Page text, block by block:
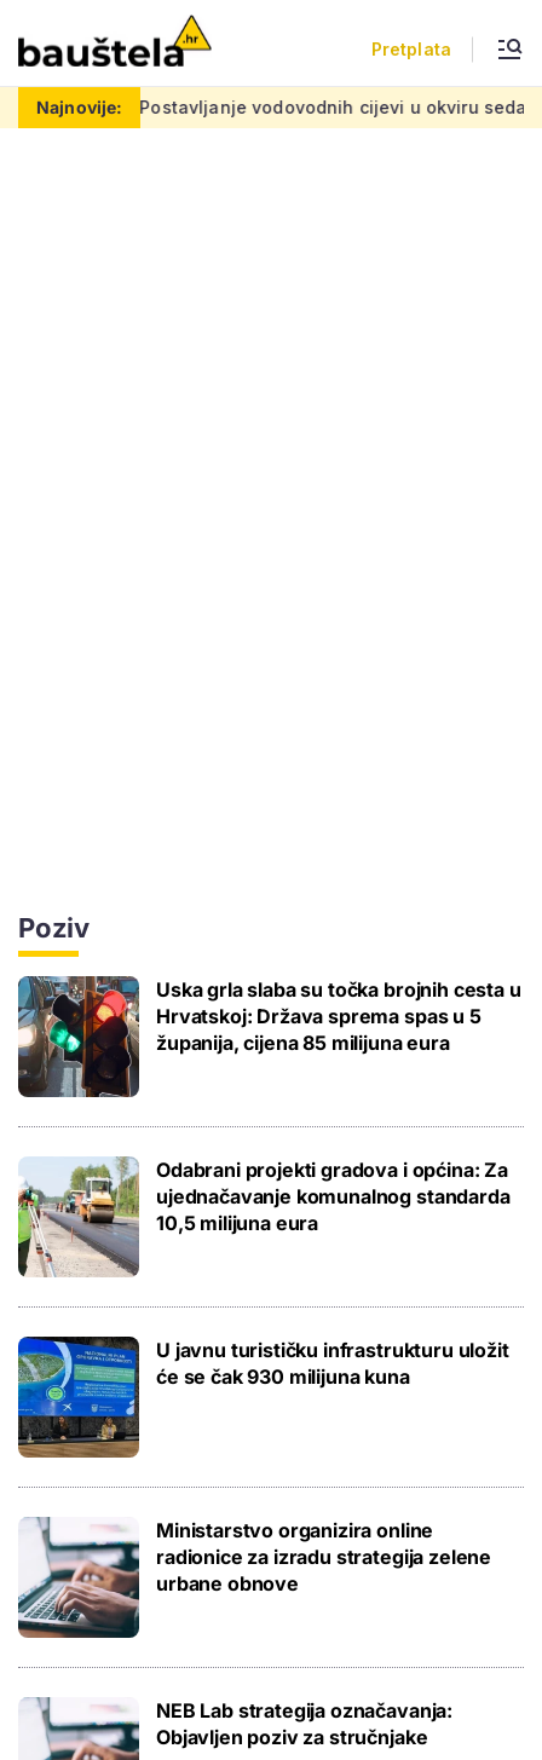
Pretplata
Najnovije:Postavljanje vodovodnih cijevi u okviru sedam
Poziv
Uska grla slaba su točka brojnih cesta u
Hrvatskoj: Država sprema spas u 5
županija, cijena 85 milijuna eura
Odabrani projekti gradova i općina: Za
ujednačavanje komunalnog standarda
10,5 milijuna eura
U javnu turističku infrastrukturu uložit
će se čak 930 milijuna kuna
Ministarstvo organizira online
radionice za izradu strategija zelene
urbane obnove
NEB Lab strategija označavanja:
Objavljen poziv za stručnjake